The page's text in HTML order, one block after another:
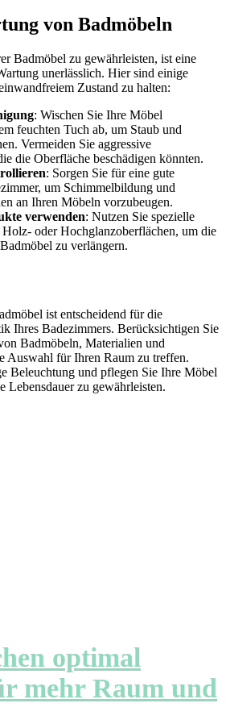
von Badmöbeln
Badmöbel zu gewährleisten, ist eine
unerlässlich. Hier sind einige
Zustand zu halten:
: Wischen Sie Ihre Möbel
feuchten Tuch ab, um Staub und
Vermeiden Sie aggressive
die Oberfläche beschädigen könnten.
: Sorgen Sie für eine gute
um Schimmelbildung und
an Ihren Möbeln vorzubeugen.
verwenden: Nutzen Sie spezielle
oder Hochglanzoberflächen, um die
zu verlängern.
ist entscheidend für die
Ihres Badezimmers. Berücksichtigen Sie
Badmöbeln, Materialien und
Auswahl für Ihren Raum zu treffen.
Beleuchtung und pflegen Sie Ihre Möbel
Lebensdauer zu gewährleisten.
optimal
mehr Raum und